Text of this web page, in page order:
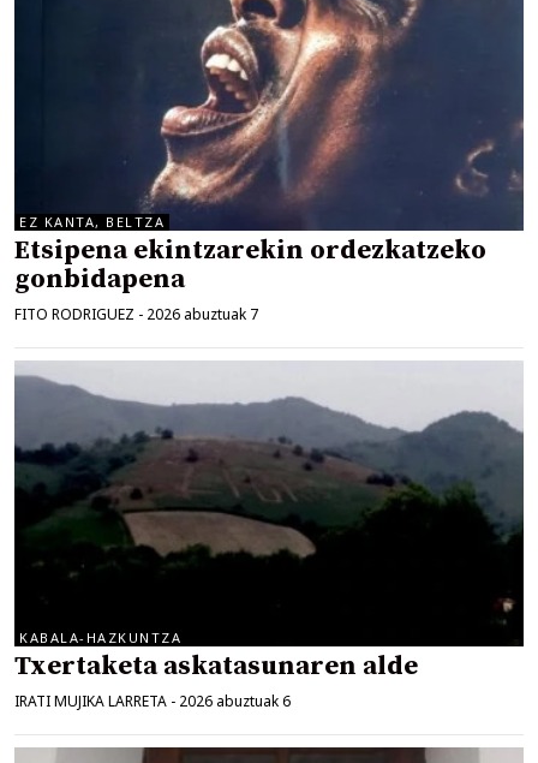
EZ KANTA, BELTZA
Etsipena ekintzarekin ordezkatzeko
gonbidapena
FITO RODRIGUEZ - 2026 abuztuak 7
KABALA-HAZKUNTZA
Txertaketa askatasunaren alde
IRATI MUJIKA LARRETA - 2026 abuztuak 6